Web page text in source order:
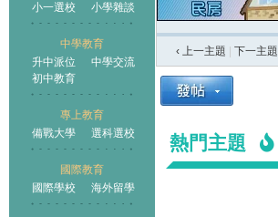
小一選校
小學雜談
中學教育
升中派位
中學交流
初中教育
專上教育
備戰大學
選科選校
國際教育
國際學校
海外留學
‹ 上一主題 下一主題
熱門主題